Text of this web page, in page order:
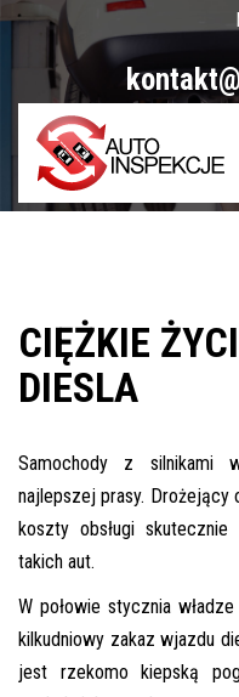
Jak sprawdzamy auta?
Sprawdzenie samochodu
Warszawa, Radom i okolice
Sprawdzenie historii serwisowej
Sprawdzenie historii wypadkowej
Sprawdzenie samochodu w
Sprowadzenie samochodu z
Znajdziemy Ci auto
Diagnostyka komputerowa –
okolice
Wyszukiwanie samochodu w
Kim jesteśmy
CIĘŻKIE
DIESLA
Samochody z silnikami
najlepszej prasy.
koszty obsługi
takich aut.
W połowie stycznia
kilkudniowy zakaz wjazdu
jest rzekomo kiepską